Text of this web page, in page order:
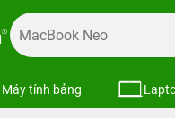
Máy tính bảng